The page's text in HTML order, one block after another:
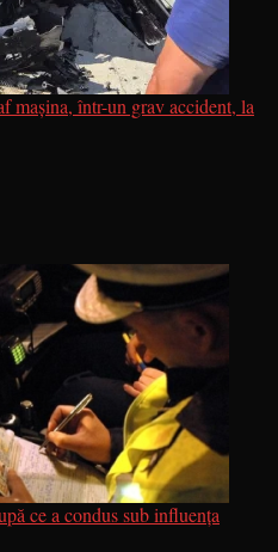
mașina, într-un grav accident, la
ce a condus sub influența